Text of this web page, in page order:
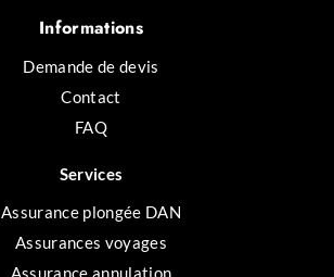
Informations
Demande de devis
Contact
FAQ
Services
Assurance plongée DAN
Assurances voyages
Assurance annulation